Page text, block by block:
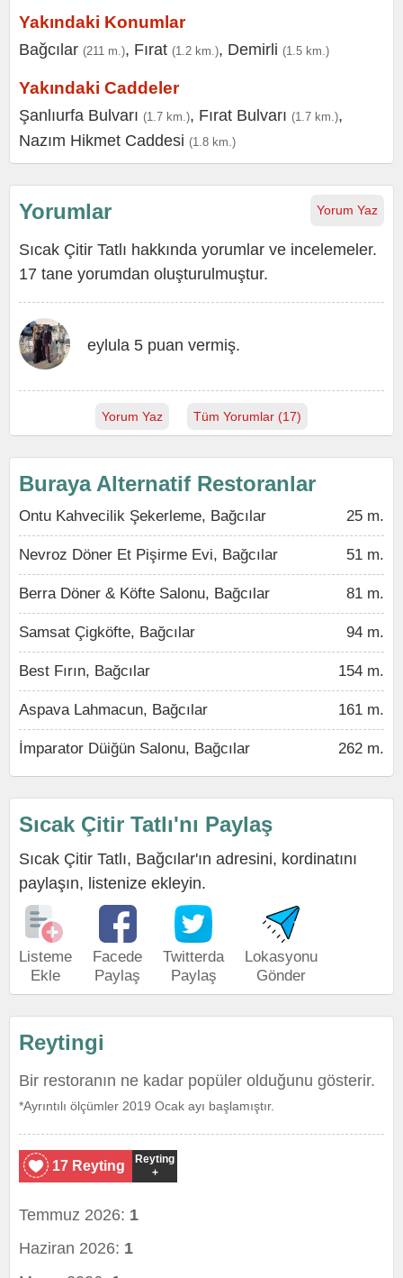
Yakındaki Konumlar
Bağcılar (211 m.), Fırat (1.2 km.), Demirli (1.5 km.)
Yakındaki Caddeler
Şanlıurfa Bulvarı (1.7 km.), Fırat Bulvarı (1.7 km.),
Nazım Hikmet Caddesi (1.8 km.)
Yorum Yaz
Yorumlar
Sıcak Çitir Tatlı hakkında yorumlar ve incelemeler.
17 tane yorumdan oluşturulmuştur.
eylula 5 puan vermiş.
Yorum Yaz Tüm Yorumlar (17)
Buraya Alternatif Restoranlar
Ontu Kahvecilik Şekerleme, Bağcılar 25 m.
Nevroz Döner Et Pişirme Evi, Bağcılar 51 m.
Berra Döner & Köfte Salonu, Bağcılar 81 m.
Samsat Çigköfte, Bağcılar 94 m.
Best Fırın, Bağcılar 154 m.
Aspava Lahmacun, Bağcılar 161 m.
İmparator Düiğün Salonu, Bağcılar 262 m.
Sıcak Çitir Tatlı'nı Paylaş
Sıcak Çitir Tatlı, Bağcılar'ın adresini, kordinatını
paylaşın, listenize ekleyin.
Listeme
Ekle
Facede
Paylaş
Twitterda
Paylaş
Lokasyonu
Gönder
Reytingi
Bir restoranın ne kadar popüler olduğunu gösterir.
*Ayrıntılı ölçümler 2019 Ocak ayı başlamıştır.
17 Reyting
Reyting
+
Temmuz 2026: 1
Haziran 2026: 1